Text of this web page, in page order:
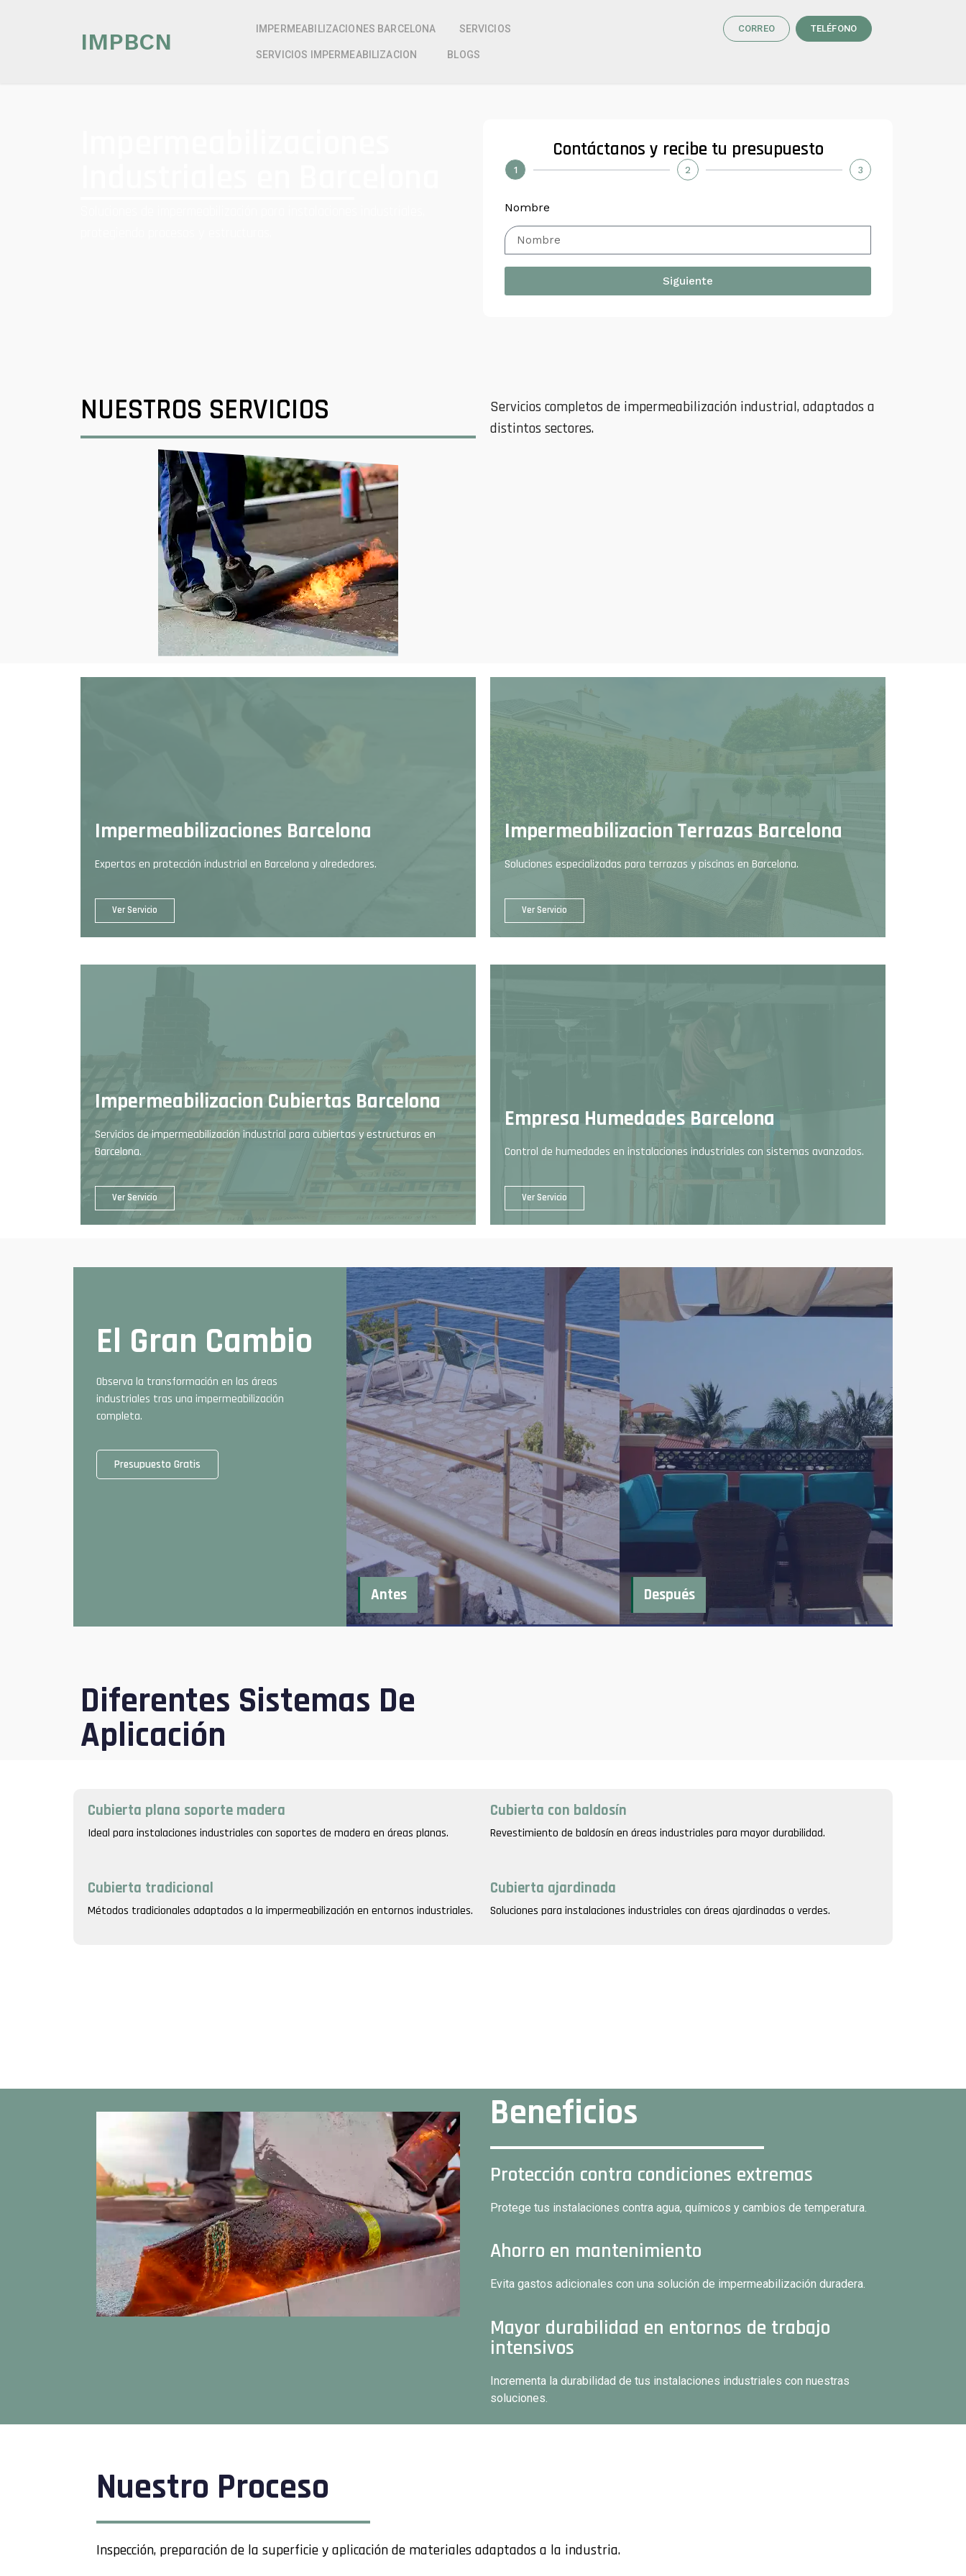
IMPBCN IMPERMEABILIZACIONES BARCELONA SERVICIOS
SERVICIOS IMPERMEABILIZACION BLOGS
CORREO TELÉFONO
Contáctanos y recibe tu presupuesto
1 2 3
Nombre
Siguiente
NUESTROS SERVICIOS
Servicios completos de impermeabilización industrial, adaptados a
distintos sectores.
Impermeabilizaciones Barcelona
Expertos en protección industrial en Barcelona y alrededores.
Ver Servicio
Impermeabilizacion Terrazas Barcelona
Soluciones especializadas para terrazas y piscinas en Barcelona.
Ver Servicio
Impermeabilizacion Cubiertas Barcelona
Servicios de impermeabilización industrial para cubiertas y estructuras en
Barcelona.
Ver Servicio
Empresa Humedades Barcelona
Control de humedades en instalaciones industriales con sistemas avanzados.
Ver Servicio
El Gran Cambio
Observa la transformación en las áreas
industriales tras una impermeabilización
completa.
Presupuesto Gratis
Antes Después
Diferentes Sistemas De
Aplicación
Cubierta plana soporte madera
Ideal para instalaciones industriales con soportes de madera en áreas planas.
Cubierta con baldosín
Revestimiento de baldosín en áreas industriales para mayor durabilidad.
Cubierta tradicional
Métodos tradicionales adaptados a la impermeabilización en entornos industriales.
Cubierta ajardinada
Soluciones para instalaciones industriales con áreas ajardinadas o verdes.
Beneficios
Protección contra condiciones extremas
Protege tus instalaciones contra agua, químicos y cambios de temperatura.
Ahorro en mantenimiento
Evita gastos adicionales con una solución de impermeabilización duradera.
Mayor durabilidad en entornos de trabajo
intensivos
Incrementa la durabilidad de tus instalaciones industriales con nuestras
soluciones.
Nuestro Proceso
Inspección, preparación de la superficie y aplicación de materiales adaptados a la industria.